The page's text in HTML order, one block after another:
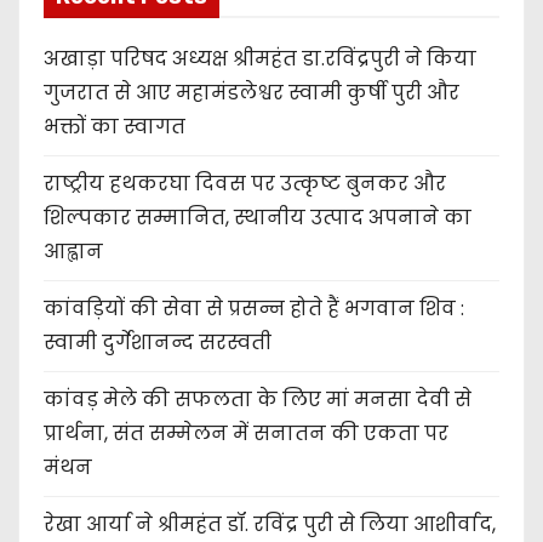
अखाड़ा परिषद अध्यक्ष श्रीमहंत डा.रविंद्रपुरी ने किया
गुजरात से आए महामंडलेश्वर स्वामी कुर्षी पुरी और
भक्तों का स्वागत
राष्ट्रीय हथकरघा दिवस पर उत्कृष्ट बुनकर और
शिल्पकार सम्मानित, स्थानीय उत्पाद अपनाने का
आह्वान
कांवड़ियों की सेवा से प्रसन्न होते हैं भगवान शिव :
स्वामी दुर्गेशानन्द सरस्वती
कांवड़ मेले की सफलता के लिए मां मनसा देवी से
प्रार्थना, संत सम्मेलन में सनातन की एकता पर
मंथन
रेखा आर्या ने श्रीमहंत डॉ. रविंद्र पुरी से लिया आशीर्वाद,